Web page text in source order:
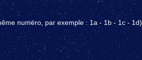
numéro, par exemple : 1a - 1b - 1c - 1d)